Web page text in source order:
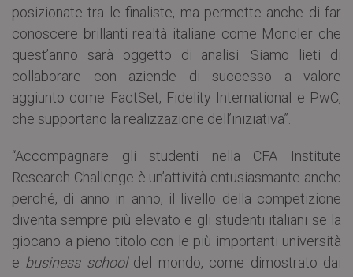
posizionate tra le finaliste, ma permette anche di far
conoscere brillanti realtà italiane come Moncler che
quest’anno sarà oggetto di analisi. Siamo lieti di
collaborare con aziende di successo a valore
aggiunto come FactSet, Fidelity International e PwC,
che supportano la realizzazione dell’iniziativa”.
“Accompagnare gli studenti nella CFA Institute
Research Challenge è un’attività entusiasmante anche
perché, di anno in anno, il livello della competizione
diventa sempre più elevato e gli studenti italiani se la
giocano a pieno titolo con le più importanti università
e business schooldel mondo, come dimostrato dai